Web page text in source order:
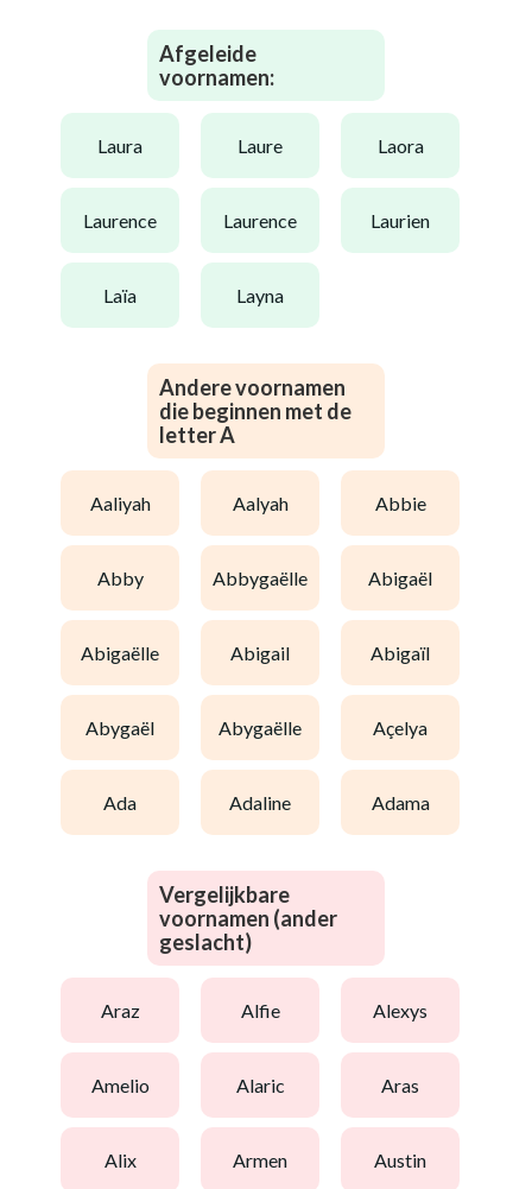
Afgeleide
voornamen:
laura laure laora
laurence laurence laurien
laïa layna
Andere voornamen
die beginnen met de
letter A
aaliyah aalyah abbie
abby abbygaëlle abigaël
abigaëlle abigail abigaïl
abygaël abygaëlle açelya
ada adaline adama
Vergelijkbare
voornamen (ander
geslacht)
araz alfie alexys
amelio alaric aras
alix armen austin